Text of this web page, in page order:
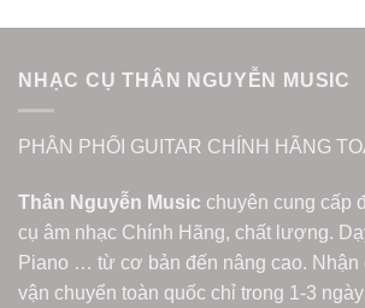
NHẠC CỤ THÂN NGUYỄN MUSIC
PHÂN PHỐI GUITAR CHÍNH HÃNG
Thân Nguyễn Music chuyên cung cấp
cụ âm nhạc Chính Hãng, chất lượng.
Piano … từ cơ bản đến nâng cao. Nhận
vận chuyển toàn quốc chỉ trong 1-3